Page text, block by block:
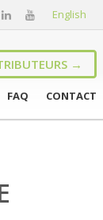
English
→
FAQ CONTACT